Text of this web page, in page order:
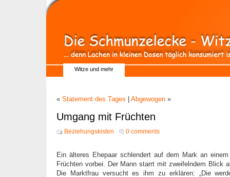
Witze und mehr
« Statement des Tages Abgewogen »
Umgang mit Früchten
Beziehungskisten 0 comments
Ein älteres Ehepaar schlendert auf dem Mark an
Früchten vorbei. Der Mann starrt mit zweifelndem Blick
Die Marktfrau versucht es ihm zu erklären: „Die